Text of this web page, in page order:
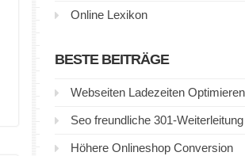
Online Lexikon
BESTE BEITRÄGE
Webseiten Ladezeiten Optimieren
Seo freundliche 301-Weiterleitung
Höhere Onlineshop Conversion